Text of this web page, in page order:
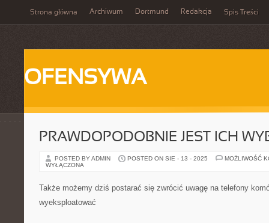
Strona główna Archiwum Dortmund Redakcja Spis Treści
OFENSYWA
PRAWDOPODOBNIE JEST ICH
POSTED BY ADMIN POSTED ON SIE - 13 - 2025
MOŻLIWOŚĆ
WYŁĄCZONA
Także możemy dziś postarać się zwrócić uwagę na telefony
wyeksploatować